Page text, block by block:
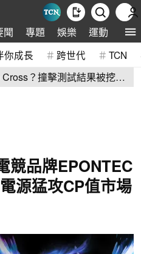
聞 專題 娛樂 運動 全球
你成長 跨世代 TCN
？撞擊測試結果被挖
競品牌EPONTEC
源猛攻CP值市場